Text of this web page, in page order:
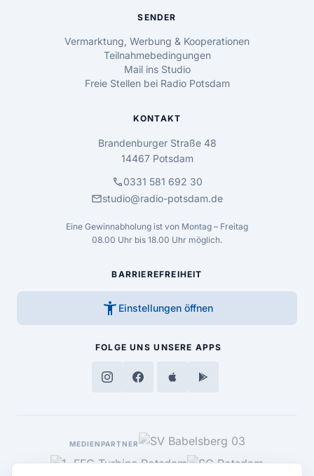
SENDER
Vermarktung, Werbung & Kooperationen
Teilnahmebedingungen
Mail ins Studio
Freie Stellen bei Radio Potsdam
KONTAKT
Brandenburger Straße 48
14467 Potsdam
call0331 581 692 30
mailstudio@radio-potsdam.de
Eine Gewinnabholung ist von Montag – Freitag
08.00 Uhr bis 18.00 Uhr möglich.
BARRIEREFREIHEIT
accessibility_new Einstellungen öffnen
FOLGE UNS UNSERE APPS
MEDIENPARTNER